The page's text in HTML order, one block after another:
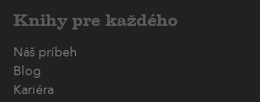
Knihy pre každého
Náš príbeh
Blog
Kariéra